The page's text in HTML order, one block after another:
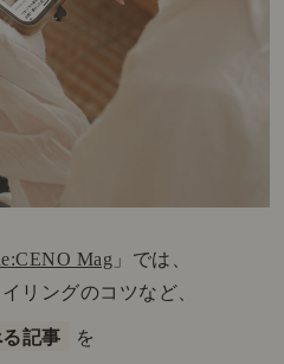
Mag 」では、
リングのコツなど、
記事 を